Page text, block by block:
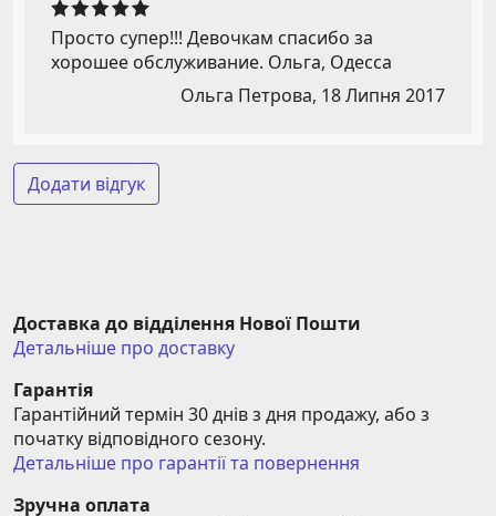
Просто супер!!! Девочкам спасибо за
хорошее обслуживание. Ольга, Одесса
Ольга Петрова, 18 Липня 2017
Додати відгук
Доставка до відділення Нової Пошти
Детальніше про доставку
Гарантія
Гарантійний термін 30 днів з дня продажу, або з
початку відповідного сезону.
Детальніше про гарантії та повернення
Зручна оплата